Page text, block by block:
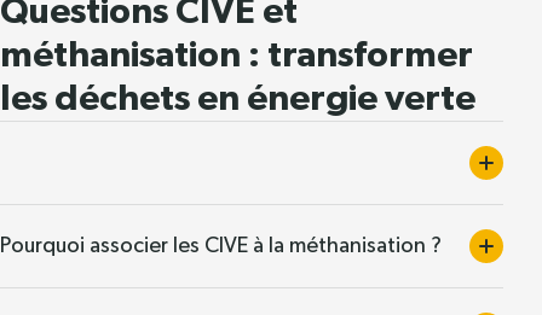
Questions CIVE et
méthanisation : transformer
les déchets en énergie verte
Pourquoi associer les CIVE à la méthanisation ?